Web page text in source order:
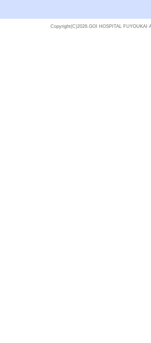
Copyright(C)2026.GOI HOSPITAL FUYOUKAI